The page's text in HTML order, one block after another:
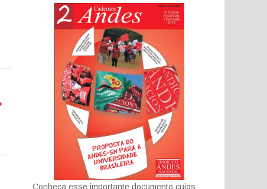
Conheça esse importante documento cujas